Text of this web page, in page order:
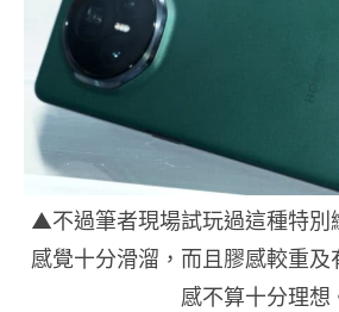
▲不過筆者現場試玩過這種特別
感覺十分滑溜，而且膠感較重
感不算十分理想